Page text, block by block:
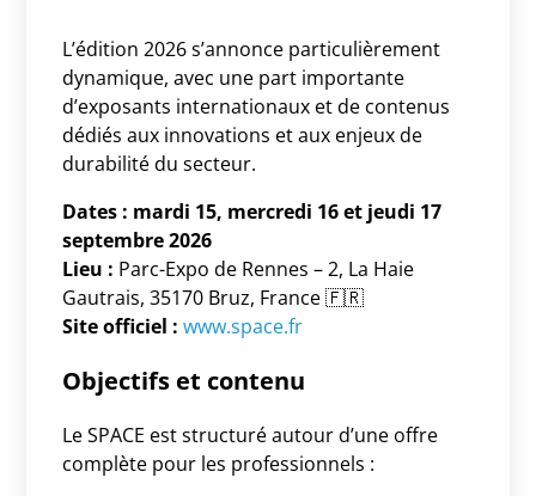
L’édition 2026 s’annonce particulièrement
dynamique, avec une part importante
d’exposants internationaux et de contenus
dédiés aux innovations et aux enjeux de
durabilité du secteur.
Dates : mardi 15, mercredi 16 et jeudi 17
septembre 2026
Lieu : Parc-Expo de Rennes – 2, La Haie
Gautrais, 35170 Bruz, France 🇫🇷
Site officiel : www.space.fr
Objectifs et contenu
Le SPACE est structuré autour d’une offre
complète pour les professionnels :